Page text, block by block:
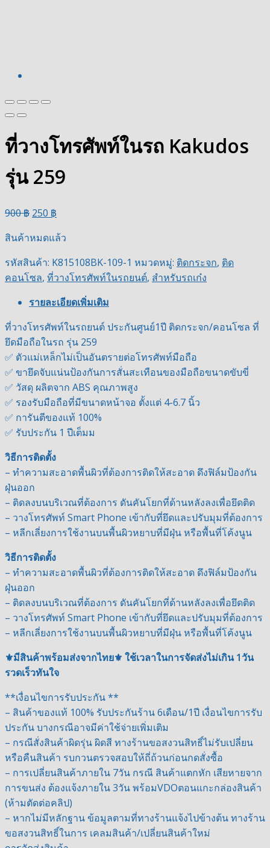
ที่วางโทรศัพท์ในรถ Kakudos
รุ่น 259
900฿ 250 ฿
สินค้าหมดแล้ว
รหัสสินค้า: K815108BK-109-1 หมวดหมู่: ติดกระจก, ติด
คอนโซล, ที่วางโทรศัพท์ในรถยนต์, สำหรับรถเก๋ง
รายละเอียดเพิ่มเติม
ที่วางโทรศัพท์ในรถยนต์ ประกันศูนย์1ปี ติดกระจก/คอนโซล ที่
ยึดมือถือในรถ รุ่น 259
✅ ตัวแม่เหล็กไม่เป็นอันตรายต่อโทรศัพท์มือถือ
✅ ขายึดจับแน่นป้องกันการสั่นสะเทือนของมือถือขนาดขับขี่
✅ วัสดุ ผลิตจาก ABS คุณภาพสูง
✅ รองรับมือถือที่มีขนาดหน้าจอ ตั้งแต่ 4-6.7 นิ้ว
✅ การันตีของแท้ 100%
✅ รับประกัน 1 ปีเต็มม
วิธีการติดตั้ง
– ทำความสะอาดพื้นผิวที่ต้องการติดให้สะอาด ดึงฟิล์มป้องกัน
ฝุ่นออก
– ติดลงบนบริเวณที่ต้องการ ดันคันโยกที่ด้านหลังลงเพื่อยึดติด
– วางโทรศัพท์ Smart Phone เข้ากับที่ยึดและปรับมุมที่ต้องการ
– หลีกเลี่ยงการใช้งานบนพื้นผิวหยาบที่มีฝุ่น หรือพื้นที่โค้งนูน
วิธีการติดตั้ง
– ทำความสะอาดพื้นผิวที่ต้องการติดให้สะอาด ดึงฟิล์มป้องกัน
ฝุ่นออก
– ติดลงบนบริเวณที่ต้องการ ดันคันโยกที่ด้านหลังลงเพื่อยึดติด
– วางโทรศัพท์ Smart Phone เข้ากับที่ยึดและปรับมุมที่ต้องการ
– หลีกเลี่ยงการใช้งานบนพื้นผิวหยาบที่มีฝุ่น หรือพื้นที่โค้งนูน
⚜️มีสินค้าพร้อมส่งจากไทย⚜️ ใช้เวลาในการจัดส่งไม่เกิน 1วัน
รวดเร็วทันใจ
**เงื่อนไขการรับประกัน **
– สินค้าของแท้ 100% รับประกันร้าน 6เดือน/1ปี เงื่อนไขการรับ
ประกัน บางกรณีอาจมีค่าใช้จ่ายเพิ่มเติม
– กรณีสั่งสินค้าผิดรุ่น ผิดสี ทางร้านขอสงวนสิทธิ์ไม่รับเปลี่ยน
หรือคืนสินค้า รบกวนตรวจสอบให้ถี่ถ้วนก่อนกดสั่งซื้อ
– การเปลี่ยนสินค้าภายใน 7วัน กรณี สินค้าแตกหัก เสียหายจาก
การขนส่ง ต้องแจ้งภายใน 3วัน พร้อมVDOตอนแกะกล่องสินค้า
(ห้ามตัดต่อคลิป)
– หากไม่มีหลักฐาน ข้อมูลตามที่ทางร้านแจ้งไปข้างต้น ทางร้าน
ขอสงวนสิทธิ์ในการ เคลมสินค้า/เปลี่ยนสินค้าใหม่